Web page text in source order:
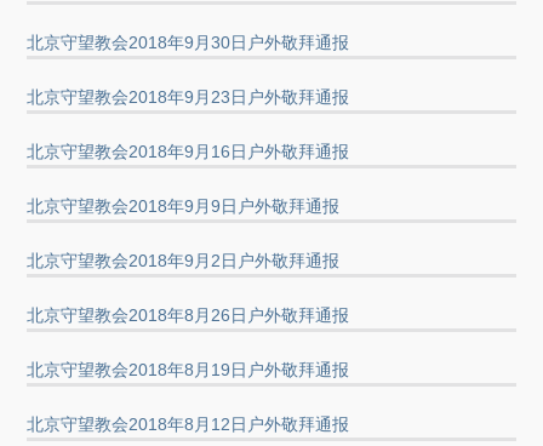
北京守望教会2018年9月30日户外敬拜通报
北京守望教会2018年9月23日户外敬拜通报
北京守望教会2018年9月16日户外敬拜通报
北京守望教会2018年9月9日户外敬拜通报
北京守望教会2018年9月2日户外敬拜通报
北京守望教会2018年8月26日户外敬拜通报
北京守望教会2018年8月19日户外敬拜通报
北京守望教会2018年8月12日户外敬拜通报